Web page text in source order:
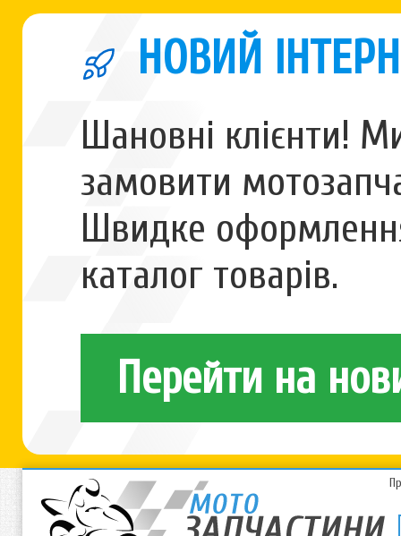
НОВИЙ
Шановні клієнти!
замовити
Швидке
каталог товарів.
Перейти на